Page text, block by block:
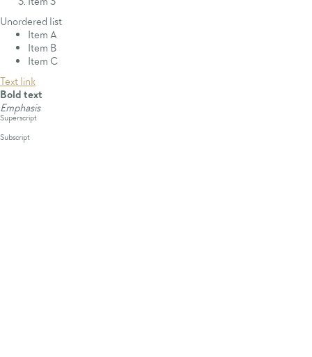
Unordered list
Item A
Item B
Item C
Text link
Bold text
Emphasis
Superscript
Subscript